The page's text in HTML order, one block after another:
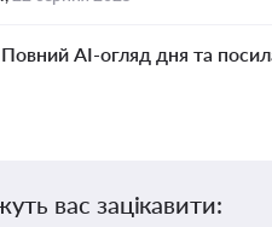
Повний AI-огляд дня та
вас зацікавити: